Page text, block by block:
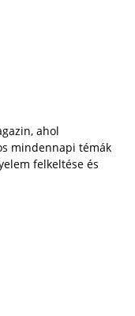
ahol
mindennapi témák
felkeltése és